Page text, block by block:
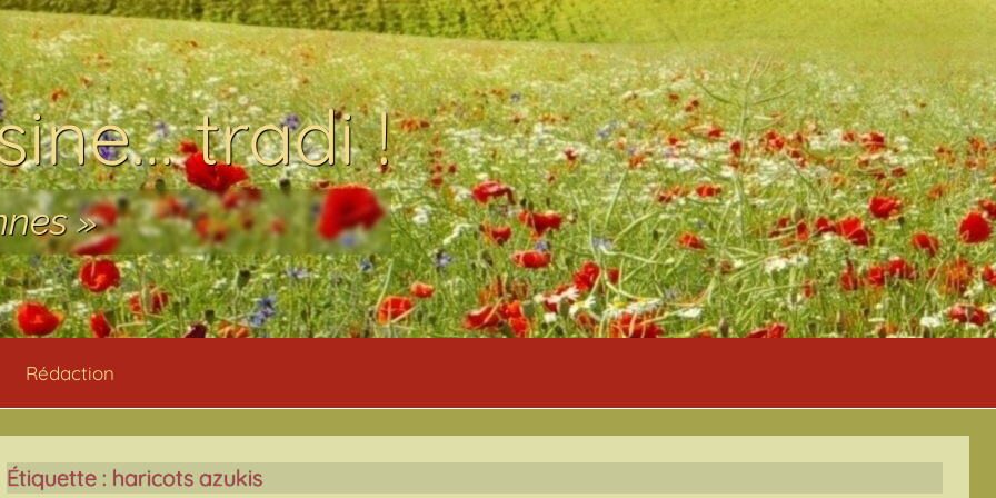
tradi !
»
Rédaction
Étiquette : haricots azukis